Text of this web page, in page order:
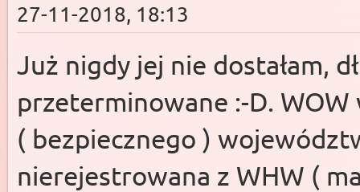
27-11-2018, 18:13
Już nigdy jej nie dostałam,
przeterminowane :-D. WOW
( bezpiecznego )
nierejestrowana z WHW (